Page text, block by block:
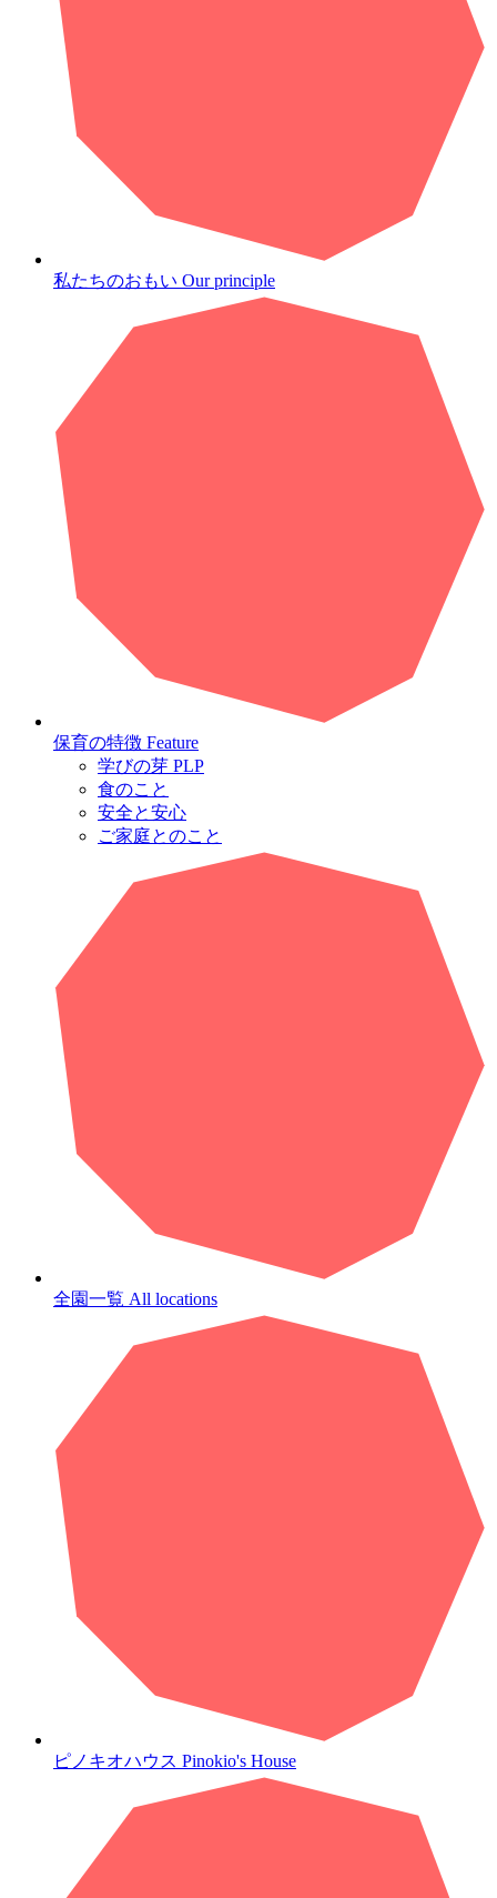
私たちのおもい Our principle
保育の特徴 Feature
学びの芽 PLP
食のこと
安全と安心
ご家庭とのこと
全園一覧 All locations
ピノキオハウス Pinokio's House